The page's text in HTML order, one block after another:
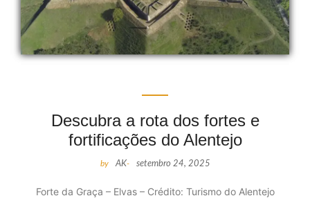
Descubra a rota dos fortes e
fortificações do Alentejo
by AK- setembro 24, 2025
Forte da Graça – Elvas – Crédito: Turismo do Alentejo